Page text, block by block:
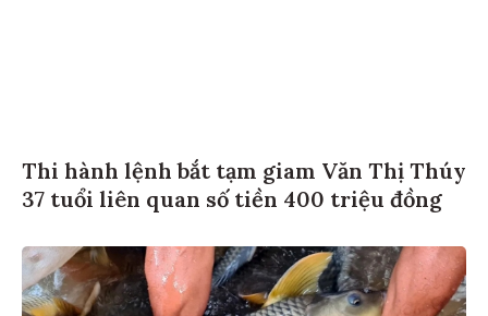
Thi hành lệnh bắt tạm giam Văn Thị Thúy
37 tuổi liên quan số tiền 400 triệu đồng